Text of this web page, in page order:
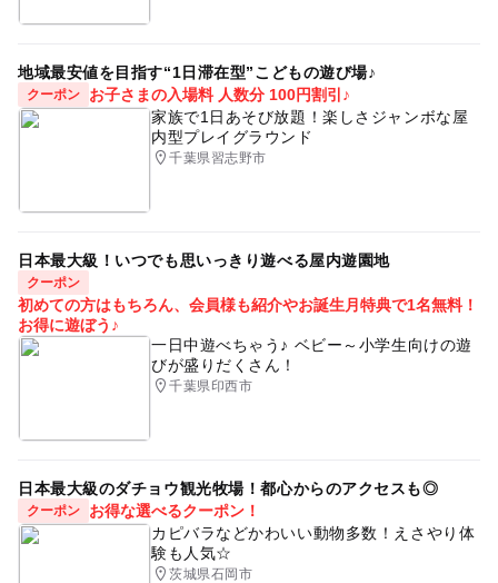
地域最安値を目指す“1日滞在型”こどもの遊び場♪
クーポン
お子さまの入場料 人数分 100円割引♪
家族で1日あそび放題！楽しさジャンボな屋
内型プレイグラウンド
千葉県習志野市
日本最大級！いつでも思いっきり遊べる屋内遊園地
クーポン
初めての方はもちろん、会員様も紹介やお誕生月特典で1名無料！
お得に遊ぼう♪
一日中遊べちゃう♪ ベビー～小学生向けの遊
びが盛りだくさん！
千葉県印西市
日本最大級のダチョウ観光牧場！都心からのアクセスも◎
クーポン
お得な選べるクーポン！
カピバラなどかわいい動物多数！えさやり体
験も人気☆
茨城県石岡市